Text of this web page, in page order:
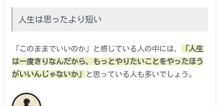
人生は思ったより短い
「このままでいいのか」と感じている人の中には、
「人生
は一度きりなんだから、もっとやりたいことをやったほう
がいいんじゃないか」
と思っている人も多いでしょう。